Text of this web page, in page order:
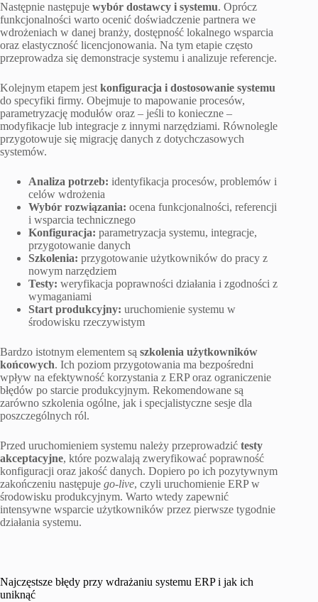
Następnie następuje wybór dostawcy i systemu. Oprócz
funkcjonalności warto ocenić doświadczenie partnera we
wdrożeniach w danej branży, dostępność lokalnego wsparcia
oraz elastyczność licencjonowania. Na tym etapie często
przeprowadza się demonstracje systemu i analizuje referencje.
Kolejnym etapem jest konfiguracja i dostosowanie systemu
do specyfiki firmy. Obejmuje to mapowanie procesów,
parametryzację modułów oraz – jeśli to konieczne –
modyfikacje lub integracje z innymi narzędziami. Równolegle
przygotowuje się migrację danych z dotychczasowych
systemów.
Analiza potrzeb: identyfikacja procesów, problemów i
celów wdrożenia
Wybór rozwiązania: ocena funkcjonalności, referencji
i wsparcia technicznego
Konfiguracja: parametryzacja systemu, integracje,
przygotowanie danych
Szkolenia: przygotowanie użytkowników do pracy z
nowym narzędziem
Testy: weryfikacja poprawności działania i zgodności z
wymaganiami
Start produkcyjny: uruchomienie systemu w
środowisku rzeczywistym
Bardzo istotnym elementem są szkolenia użytkowników
końcowych. Ich poziom przygotowania ma bezpośredni
wpływ na efektywność korzystania z ERP oraz ograniczenie
błędów po starcie produkcyjnym. Rekomendowane są
zarówno szkolenia ogólne, jak i specjalistyczne sesje dla
poszczególnych ról.
Przed uruchomieniem systemu należy przeprowadzić testy
akceptacyjne, które pozwalają zweryfikować poprawność
konfiguracji oraz jakość danych. Dopiero po ich pozytywnym
zakończeniu następuje go-live, czyli uruchomienie ERP w
środowisku produkcyjnym. Warto wtedy zapewnić
intensywne wsparcie użytkowników przez pierwsze tygodnie
działania systemu.
Najczęstsze błędy przy wdrażaniu systemu ERP i jak ich
uniknąć